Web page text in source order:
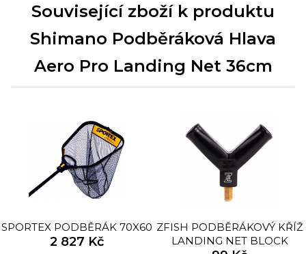
Související zboží k produktu
Shimano Podběráková Hlava
Aero Pro Landing Net 36cm
SPORTEX PODBĚRÁK 70X60
2 827 Kč
ZFISH PODBĚRÁKOVÝ KŘÍŽ
LANDING NET BLOCK